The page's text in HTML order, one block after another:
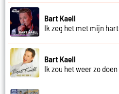
Bart Kaell
Ik zeg het met mijn hart
Bart Kaell
Ik zou het weer zo doen